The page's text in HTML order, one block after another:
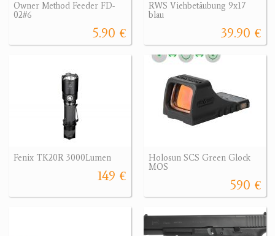
Owner Method Feeder FD-
02#6
5.90 €
RWS Viehbetäubung 9x17
blau
39.90 €
Fenix TK20R 3000Lumen
149 €
Holosun SCS Green Glock
MOS
590 €